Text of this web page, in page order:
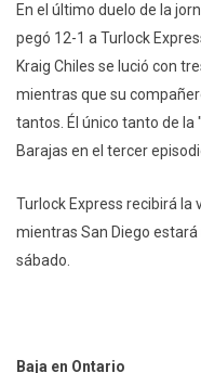
En el último duelo de la
pegó 12-1 a Turlock
Kraig Chiles se lució con
mientras que su
tantos. Él único tanto de
Barajas en el tercer
Turlock Express recibirá la
mientras San Diego estará
sábado.
Baja en Ontario